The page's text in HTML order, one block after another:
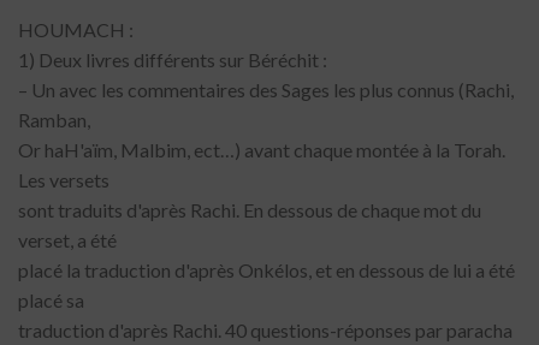
HOUMACH :
1) Deux livres différents sur Béréchit :
– Un avec les commentaires des Sages les plus connus (Rachi,
Ramban,
Or haH'aïm, Malbim, ect…) avant chaque montée à la Torah.
Les versets
sont traduits d'après Rachi. En dessous de chaque mot du
verset, a été
placé la traduction d'après Onkélos, et en dessous de lui a été
placé sa
traduction d'après Rachi. 40 questions-réponses par paracha